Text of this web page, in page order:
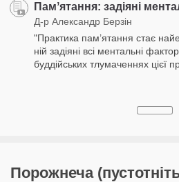
Памʼятання: задіяні
Д-р Александр Берзін
"Практика пам’ятання стає
ній задіяні всі ментальні
буддійських тлумаченнях цієї
Порожнеча